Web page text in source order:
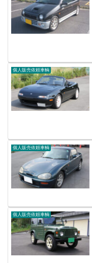
個人販売依頼車輌
個人販売依頼車輌
個人販売依頼車輌